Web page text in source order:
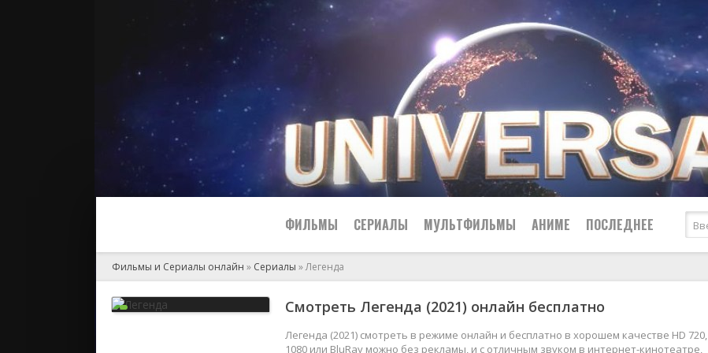
ФИЛЬМЫ
2024
Боевики
Военные
Приключения
СЕРИАЛЫ МУЛЬТФИЛЬМЫ АНИМЕ ПОСЛЕДНЕЕ
2024
Фильмы и Сериалы онлайн » Сериалы » Легенда
Смотреть Легенда (2021) онлайн бесплатно
Легенда (2021) смотреть в режиме онлайн и бесплатно в хорошем качестве HD 720,
1080 или BluRay можно без рекламы, и с отличным звуком в интернет-кинотеатре,